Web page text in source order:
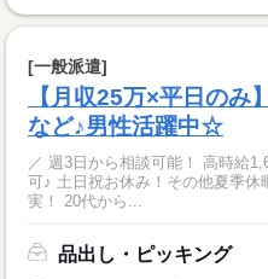
[一般派遣]
【月収25万×平日のみ
など♪男性活躍中☆
／ 週3日から相談可能！ 高時給1,600円！残業ナシで月収25万以上も
可♪ 土日祝お休み！その他夏季休暇や年末年始などの長期休暇も充
実！ 20代から...
品出し・ピッキング